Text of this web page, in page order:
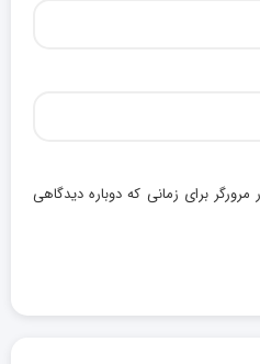
برای زمانی که دوباره دیدگاهی